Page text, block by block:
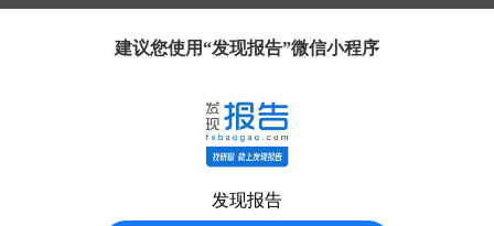
客户端
AI工具箱 外贸收款 AIGC工具导航 华经情报网
建议您使用“发现报告”微信小程序
发现报告
APP